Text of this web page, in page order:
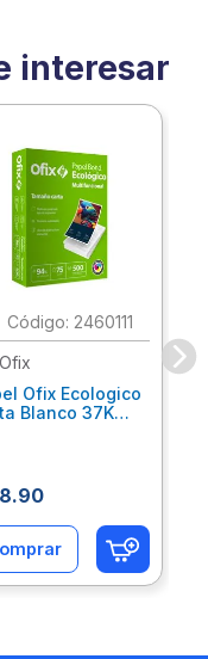
interesar
: 2460111
Ofix
Ofix Ecologico
Blanco 37K
.90